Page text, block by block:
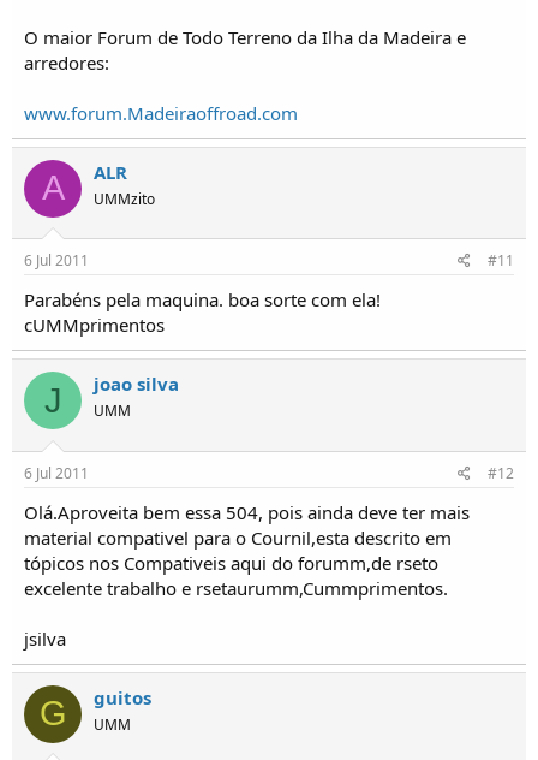
O maior Forum de Todo Terreno da Ilha da Madeira e
arredores:
www.forum.Madeiraoffroad.com
A ALR
UMMzito
6 Jul 2011 #11
Parabéns pela maquina. boa sorte com ela!
cUMMprimentos
J joao silva
UMM
6 Jul 2011 #12
Olá.Aproveita bem essa 504, pois ainda deve ter mais
material compativel para o Cournil,esta descrito em
tópicos nos Compativeis aqui do forumm,de rseto
excelente trabalho e rsetaurumm,Cummprimentos.
jsilva
G guitos
UMM